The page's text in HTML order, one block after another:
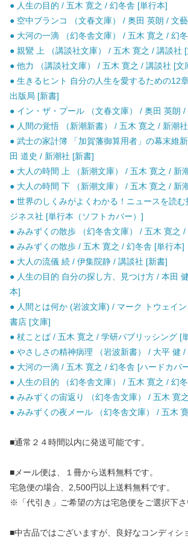
● 人生の目的 / 五木 寛之 / 幻冬舎 [単行本]
● 空中ブランコ （文春文庫） / 奥田 英朗 / 文
● 大河の一滴 （幻冬舎文庫） / 五木 寛之 / 幻
● 親鸞 上 （講談社文庫） / 五木 寛之 / 講談社
● 他力 （講談社文庫） / 五木 寛之 / 講談社 [文
● 生きるヒント 自分の人生を愛するための12
出版局 [新書]
● イン・ザ・プール （文春文庫） / 奥田 英朗
● 人間の覚悟 （新潮新書） / 五木 寛之 / 新潮
● 武士の家計簿 「加賀藩御算用者」の幕末維
田 道史 / 新潮社 [新書]
● 大人の時間 上 （新潮文庫） / 五木 寛之 / 新
● 大人の時間 下 （新潮文庫） / 五木 寛之 / 新
● 世界のしくみがよくわかる！ニュースを読
ジネス社 [単行本（ソフトカバー）]
● みみずくの散歩 （幻冬舎文庫） / 五木 寛之 /
● みみずくの散歩 / 五木 寛之 / 幻冬舎 [単行本]
● 大人の流儀 続 / 伊集院静 / 講談社 [新書]
● 人生の目的 自分の探し方、見つけ方 / 本田
本]
● 人間とは何か (岩波文庫) / マーク トウェイ
書店 [文庫]
● 杖ことば / 五木 寛之 / 学研パブリッシング [
● やさしさの精神病理 （岩波新書） / 大平 健
● 大河の一滴 / 五木 寛之 / 幻冬舎 [ハードカバ
● 人生の目的 （幻冬舎文庫） / 五木 寛之 / 幻
● みみずくの宙返り （幻冬舎文庫） / 五木 寛
● みみずくの夜メール （幻冬舎文庫） / 五木
■通常２４時間以内に発送可能です。
■メール便は、１冊から送料無料です。
宅急便の場合、2,500円以上送料無料です。
※「代引き」ご希望の方は宅急便をご選択下さ
■中古品ではございますが、良好なコンディシ